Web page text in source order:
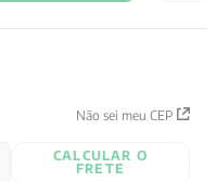
Não sei meu CEP
CALCULAR O
FRETE